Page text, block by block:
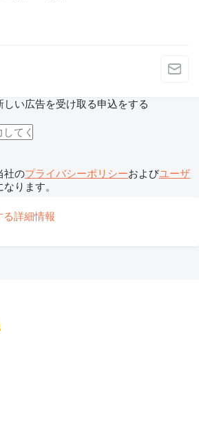
い広告を受け取る申込をする
社のプライバシーポリシーおよびユーザ
ります。
る詳細情報